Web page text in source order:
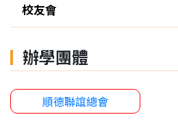
校友會
辦學團體
順德聯誼總會